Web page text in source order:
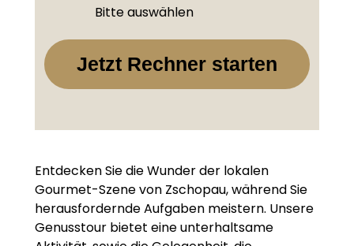
Bitte auswählen
Jetzt Rechner starten
Entdecken Sie die Wunder der lokalen
Gourmet-Szene von Zschopau, während Sie
herausfordernde Aufgaben meistern. Unsere
Genusstour bietet eine unterhaltsame